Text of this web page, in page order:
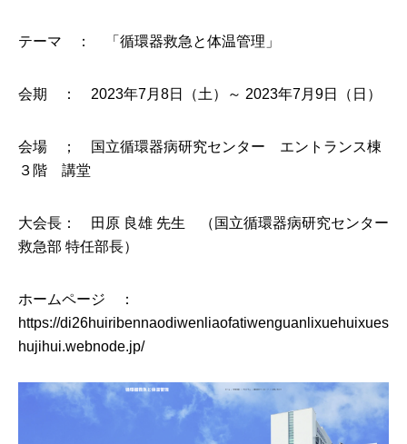
テーマ ： 「 循環器救急と体温管理 」
会期 ： 2023年7月8日（土）～ 2023年7月9日（日）
会場 ； 国立循環器病研究センター エントランス棟
３階 講堂
大会長： 田原 良雄 先生 （国立循環器病研究センター
救急部 特任部長）
ホームページ ：
https://di26huiribennaodiwenliaofatiwenguanlixuehuixues
hujihui.webnode.jp/